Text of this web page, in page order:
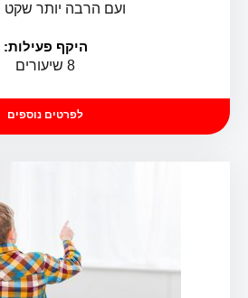
ועם הרבה יותר שקט
היקף פעילות:
8 שיעורים
לפרטים נוספים